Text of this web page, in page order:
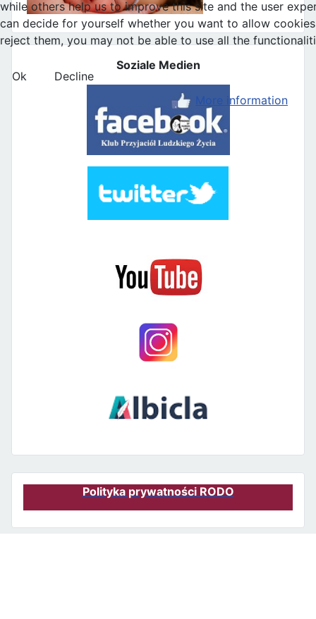
Soziale Medien
Polityka prywatności RODO
while others help us to improve this site and the user
can decide for yourself whether you want to allow
reject them, you may not be able to use all the
Ok
Decline
More information